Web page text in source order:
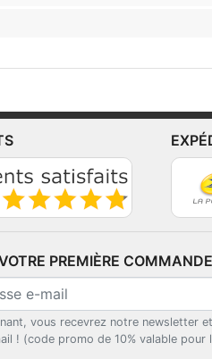
PREMIÈRE
vous recevrez notre newsletter
! (code promo de 10% valable pour